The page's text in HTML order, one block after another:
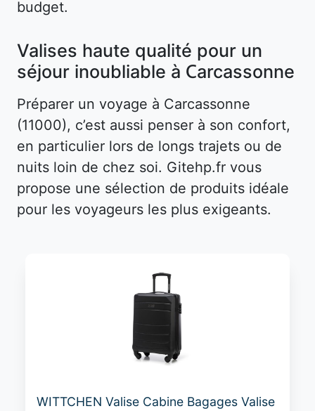
budget.
Valises haute qualité pour un
séjour inoubliable à Carcassonne
Préparer un voyage à Carcassonne
(11000), c’est aussi penser à son confort,
en particulier lors de longs trajets ou de
nuits loin de chez soi. Gitehp.fr vous
propose une sélection de produits idéale
pour les voyageurs les plus exigeants.
WITTCHEN Valise Cabine Bagages Valise